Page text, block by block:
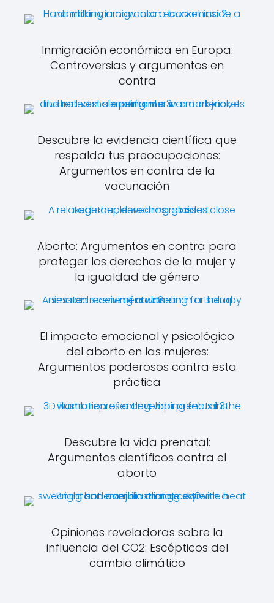
Inmigración económica en Europa:
Controversias y argumentos en
contra
Descubre la evidencia científica que
respalda tus preocupaciones:
Argumentos en contra de la
vacunación
Aborto: Argumentos en contra para
proteger los derechos de la mujer y
la igualdad de género
El impacto emocional y psicológico
del aborto en las mujeres:
Argumentos poderosos contra esta
práctica
Descubre la vida prenatal:
Argumentos científicos contra el
aborto
Opiniones reveladoras sobre la
influencia del CO2: Escépticos del
cambio climático